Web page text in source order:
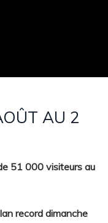
AU 2
51 000 visiteurs au
record dimanche